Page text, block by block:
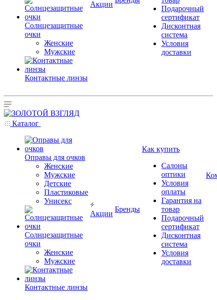
Солнцезащитные
очки
Женские
Мужские
Контактные линзы
Акции
Подарочный
сертификат
Дисконтная
система
Условия
доставки
Каталог
Оправы для очков
Женские
Мужские
Детские
Пластиковые
Унисекс
Солнцезащитные
очки
Женские
Мужские
Контактные линзы
Акции
Бренды
Как купить
Салоны
оптики
Условия
оплаты
Гарантия на
товар
Подарочный
сертификат
Дисконтная
система
Условия
доставки